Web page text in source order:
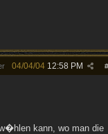
#
04/04/04 12:58 PM
kann, wo man die